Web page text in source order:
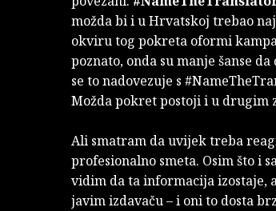
možda bi i u Hrvatskoj trebao
okviru tog pokreta oformi
poznato, onda su manje šanse
se to nadovezuje s
Možda pokret postoji i u drugim
Ali smatram da uvijek treba
profesionalno smeta. Osim što i
vidim da ta informacija izostaje,
javim izdavaču – i oni to dosta